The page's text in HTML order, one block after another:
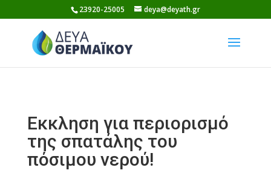
to
content
23920-25005 deya@deyath.gr
Εκκληση για περιορισμό
της σπατάλης του
πόσιμου νερού!